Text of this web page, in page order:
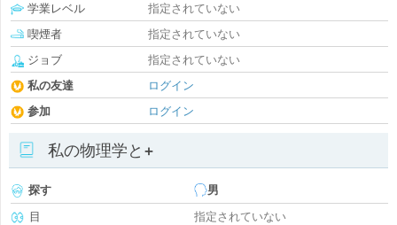
学業レベル
指定されていない
喫煙者
指定されていない
ジョブ
指定されていない
私の友達
ログイン
参加
ログイン
私の物理学と+
探す
男
目
指定されていない